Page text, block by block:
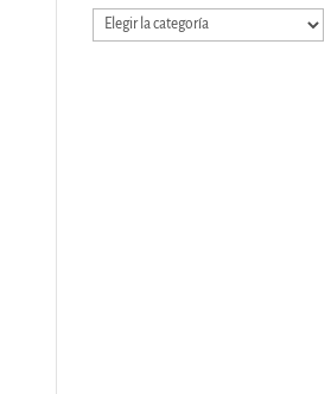
Nuestras